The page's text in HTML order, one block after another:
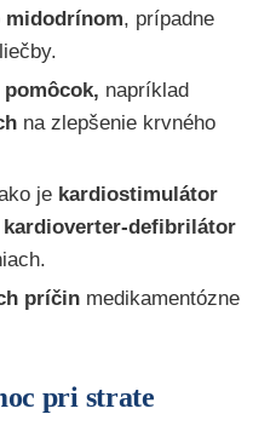
midodrínom, prípadne
napríklad
na zlepšenie krvného
je kardiostimulátor
kardioverter-defibrilátor
príčin medikamentózne
pri strate